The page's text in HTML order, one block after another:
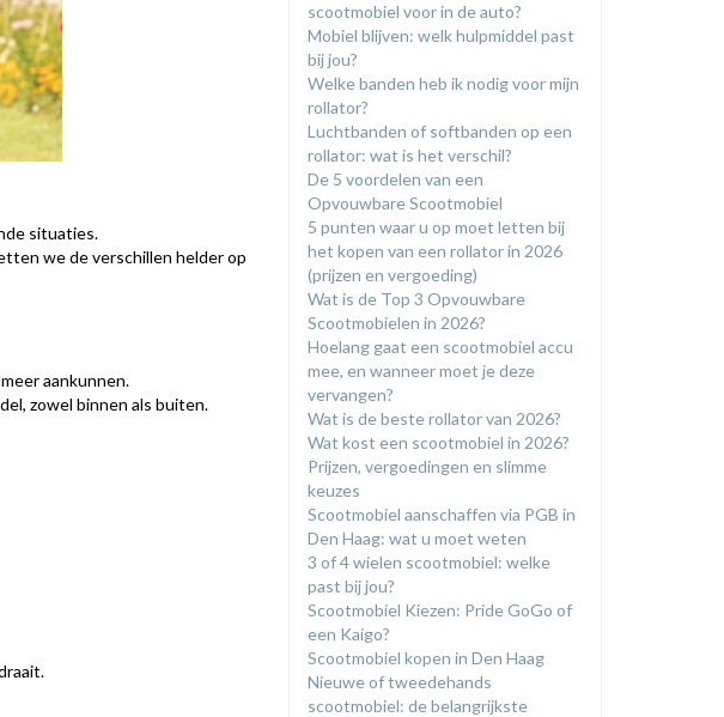
situaties.
we de verschillen helder op
aankunnen.
zowel binnen als buiten.
scootmobiel voor in de auto?
​Mobiel blijven: welk hulpmiddel past
bij jou?
​Welke banden heb ik nodig voor mijn
rollator?
Luchtbanden of softbanden op een
rollator: wat is het verschil?
De 5 voordelen van een
Opvouwbare Scootmobiel
5 punten waar u op moet letten bij
het kopen van een rollator in 2026
(prijzen en vergoeding)
​Wat is de Top 3 Opvouwbare
Scootmobielen in 2026?
Hoelang gaat een scootmobiel accu
mee, en wanneer moet je deze
vervangen?
Wat is de beste rollator van 2026?
Wat kost een scootmobiel in 2026?
Prijzen, vergoedingen en slimme
keuzes
Scootmobiel aanschaffen via PGB in
Den Haag: wat u moet weten
3 of 4 wielen scootmobiel: welke
past bij jou?
​Scootmobiel Kiezen: Pride GoGo of
een Kaigo?
Scootmobiel kopen in Den Haag
​Nieuwe of tweedehands
scootmobiel: de belangrijkste